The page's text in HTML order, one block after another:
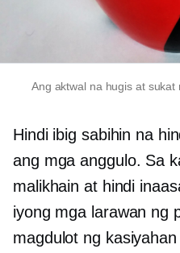
Ang aktwal na hugis at
Hindi ibig sabihin na
ang mga anggulo. Sa
malikhain at hindi
iyong mga larawan ng
magdulot ng